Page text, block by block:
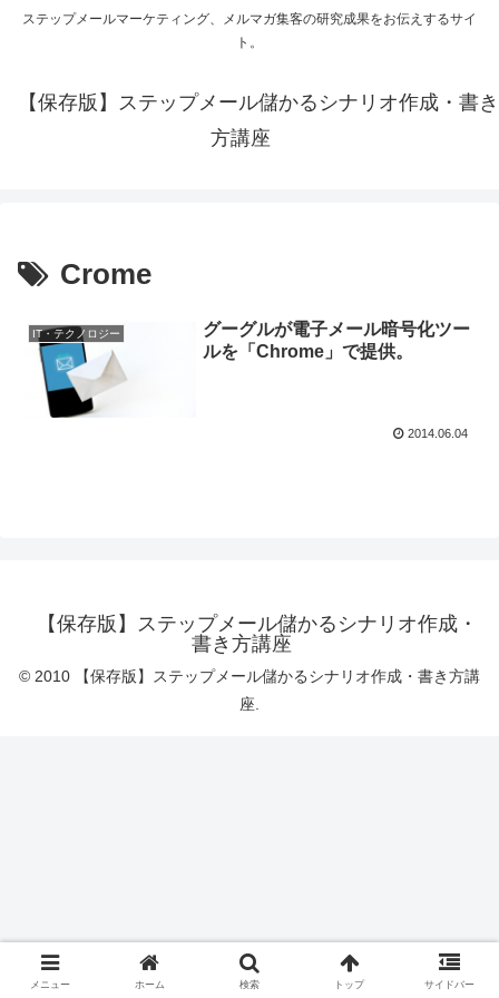
ステップメールマーケティング、メルマガ集客の研究成果をお伝えするサイ
ト。
【保存版】ステップメール儲かるシナリオ作成・書き
方講座
Crome
IT・テクノロジー
グーグルが電子メール暗号化ツー
ルを「Chrome」で提供。
2014.06.04
【保存版】ステップメール儲かるシナリオ作成・
書き方講座
© 2010 【保存版】ステップメール儲かるシナリオ作成・書き方講
座.
メニュー ホーム 検索 トップ サイドバー